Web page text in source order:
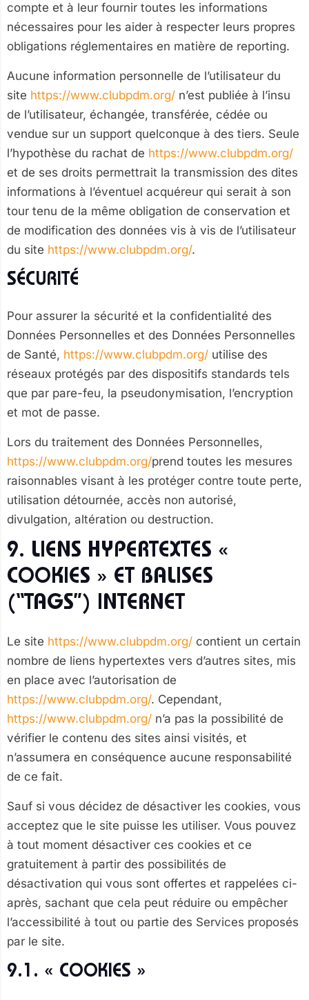
compte et à leur fournir toutes les informations
nécessaires pour les aider à respecter leurs propres
obligations réglementaires en matière de reporting.
Aucune information personnelle de l’utilisateur du
site https://www.clubpdm.org/ n’est publiée à l’insu
de l’utilisateur, échangée, transférée, cédée ou
vendue sur un support quelconque à des tiers. Seule
l’hypothèse du rachat de https://www.clubpdm.org/
et de ses droits permettrait la transmission des dites
informations à l’éventuel acquéreur qui serait à son
tour tenu de la même obligation de conservation et
de modification des données vis à vis de l’utilisateur
du site https://www.clubpdm.org/.
SÉCURITÉ
Pour assurer la sécurité et la confidentialité des
Données Personnelles et des Données Personnelles
de Santé, https://www.clubpdm.org/ utilise des
réseaux protégés par des dispositifs standards tels
que par pare-feu, la pseudonymisation, l’encryption
et mot de passe.
Lors du traitement des Données Personnelles,
https://www.clubpdm.org/prend toutes les mesures
raisonnables visant à les protéger contre toute perte,
utilisation détournée, accès non autorisé,
divulgation, altération ou destruction.
9. LIENS HYPERTEXTES «
COOKIES » ET BALISES
(“TAGS”) INTERNET
Le site https://www.clubpdm.org/ contient un certain
nombre de liens hypertextes vers d’autres sites, mis
en place avec l’autorisation de
https://www.clubpdm.org/. Cependant,
https://www.clubpdm.org/ n’a pas la possibilité de
vérifier le contenu des sites ainsi visités, et
n’assumera en conséquence aucune responsabilité
de ce fait.
Sauf si vous décidez de désactiver les cookies, vous
acceptez que le site puisse les utiliser. Vous pouvez
à tout moment désactiver ces cookies et ce
gratuitement à partir des possibilités de
désactivation qui vous sont offertes et rappelées ci-
après, sachant que cela peut réduire ou empêcher
l’accessibilité à tout ou partie des Services proposés
par le site.
9.1. « COOKIES »